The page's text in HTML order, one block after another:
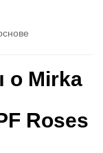
о Mirka
Roses